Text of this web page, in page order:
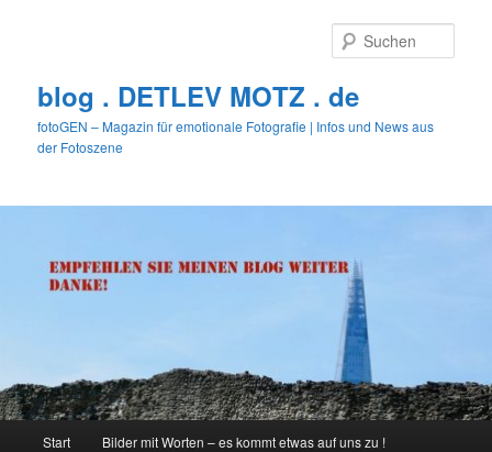
blog . DETLEV MOTZ . de
fotoGEN – Magazin für emotionale Fotografie | Infos und News aus
der Fotoszene
Start Bilder mit Worten – es kommt etwas auf uns zu !